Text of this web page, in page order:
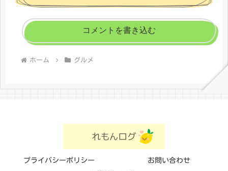
コメントを書き込む
ホーム グルメ
プライバシーポリシー お問い合わせ